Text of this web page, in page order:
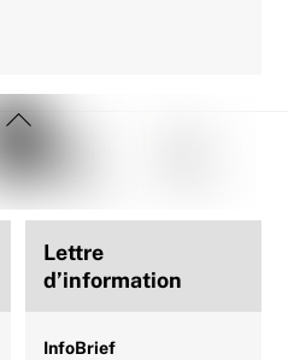
Back
Top
Lettre
d’information
InfoBrief